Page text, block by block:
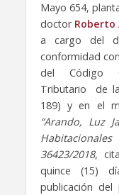
Mayo 654,
doctor Roberto
a cargo del
conformidad
del Código
Tributario de
189) y en el
“Arando, Luz
36423/2018,
quince (15)
publicación